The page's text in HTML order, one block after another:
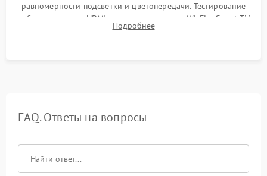
равномерности подсветки и цветопередачи. Тестирование
работы разъемов HDMI, динамиков, модуля Wi-Fi и Smart TV
в рабочем режиме в течение нескольких часов.
Подробнее
FAQ. Ответы на вопросы